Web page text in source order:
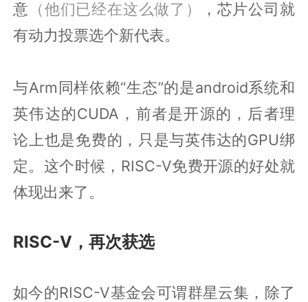
意 （他们已经在这么做了）
，芯片公司就
有动力投票选个新代表。
与Arm同样依赖“生态”的是android系统和
英伟达的CUDA，前者是开源的，后者理
论上也是免费的，只是与英伟达的GPU绑
定。这个时候，RISC-V免费开源的好处就
体现出来了。
RISC-V，再次获选
如今的RISC-V基金会可谓群星云集，除了